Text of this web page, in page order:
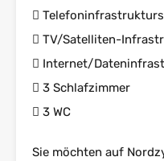

 TV/Satelliten-
 Internet/
 3 Schlafzimmer
 3 WC
Sie möchten auf